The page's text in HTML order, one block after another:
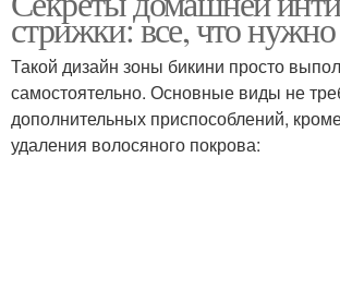
стрижки: все, что нужно
Такой дизайн зоны бикини просто
самостоятельно. Основные виды не
дополнительных приспособлений,
удаления волосяного покрова: